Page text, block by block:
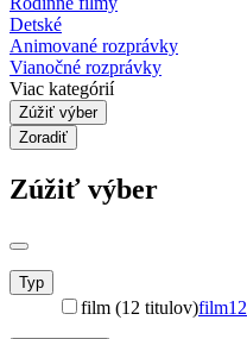
Detské
Animované rozprávky
Vianočné rozprávky
Viac kategórií
Zúžiť výber
Zoradiť
Zúžiť výber
Typ
film (12 titulov)film12